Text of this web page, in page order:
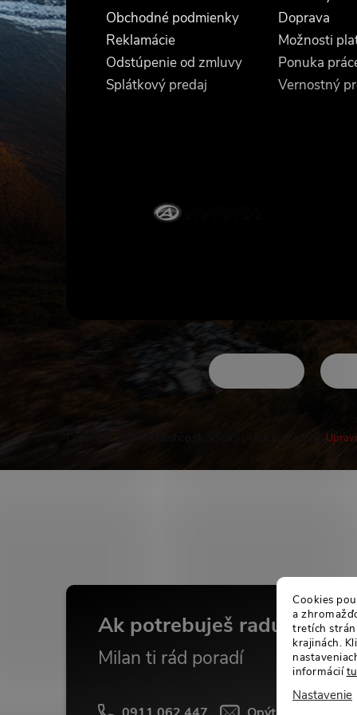
Cookies
a
tretích strán
krajinách.
informáciítu
Nastavenie
Obchodné podmienky
Reklamácie
Odstúpenie od zmluvy
Splátkový predaj
Doprava
Možnosti
Ponuka
Vernostný
Ak potrebuješ radu...
Milan ti rád poradí